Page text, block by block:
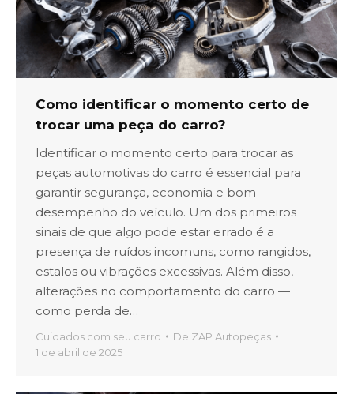
Como identificar o momento certo de
trocar uma peça do carro?
Identificar o momento certo para trocar as
peças automotivas do carro é essencial para
garantir segurança, economia e bom
desempenho do veículo. Um dos primeiros
sinais de que algo pode estar errado é a
presença de ruídos incomuns, como rangidos,
estalos ou vibrações excessivas. Além disso,
alterações no comportamento do carro —
como perda de…
Cuidados com seu carro De ZAP Autopeças
1 de abril de 2025